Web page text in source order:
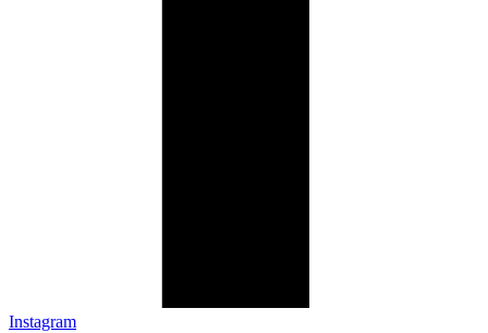
Instagram